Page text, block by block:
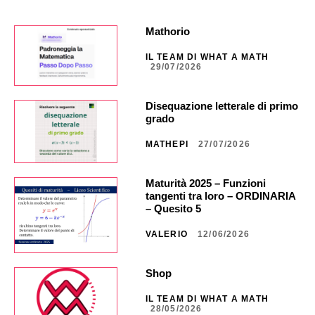
Mathorio
IL TEAM DI WHAT A MATH
29/07/2026
Disequazione letterale di primo
grado
MATHEPI 27/07/2026
Maturità 2025 – Funzioni
tangenti tra loro – ORDINARIA
– Quesito 5
VALERIO 12/06/2026
Shop
IL TEAM DI WHAT A MATH
28/05/2026